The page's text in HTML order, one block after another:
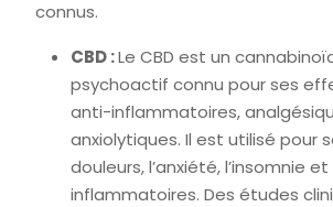
connus.
CBD :Le CBD est un
psychoactif connu pour ses
anti-inflammatoires,
anxiolytiques. Il est utilisé pour
douleurs, l’anxiété, l’insomnie
inflammatoires. Des études